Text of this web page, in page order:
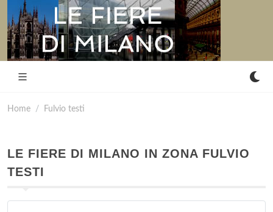
Home Fulvio testi
LE FIERE DI MILANO IN ZONA FULVIO
TESTI